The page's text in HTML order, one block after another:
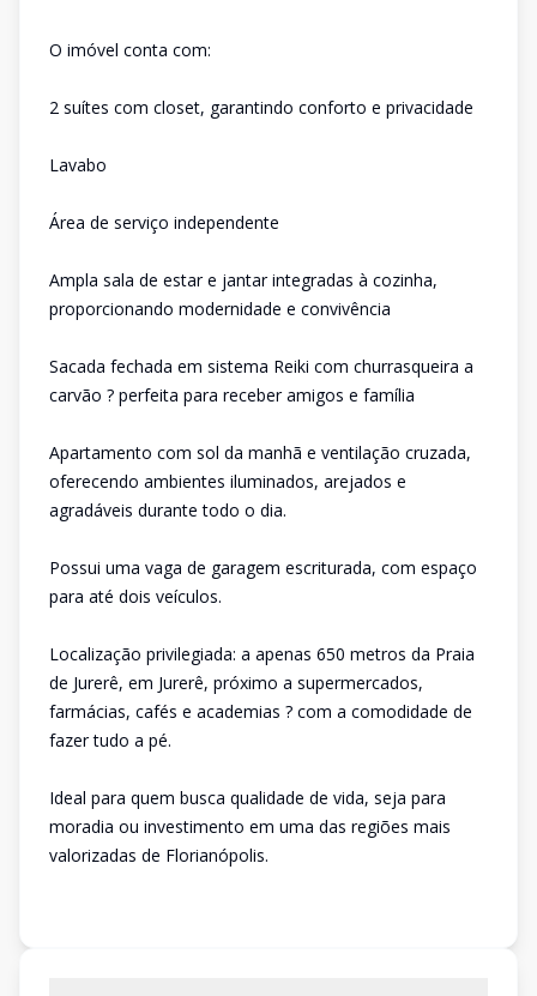
O imóvel conta com:
2 suítes com closet, garantindo conforto e privacidade
Lavabo
Área de serviço independente
Ampla sala de estar e jantar integradas à cozinha,
proporcionando modernidade e convivência
Sacada fechada em sistema Reiki com churrasqueira a
carvão ? perfeita para receber amigos e família
Apartamento com sol da manhã e ventilação cruzada,
oferecendo ambientes iluminados, arejados e
agradáveis durante todo o dia.
Possui uma vaga de garagem escriturada, com espaço
para até dois veículos.
Localização privilegiada: a apenas 650 metros da Praia
de Jurerê, em Jurerê, próximo a supermercados,
farmácias, cafés e academias ? com a comodidade de
fazer tudo a pé.
Ideal para quem busca qualidade de vida, seja para
moradia ou investimento em uma das regiões mais
valorizadas de Florianópolis.